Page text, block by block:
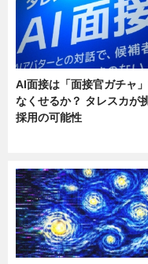
AI面接は「面接官ガチャ
なくせるか？ タレスカが
採用の可能性